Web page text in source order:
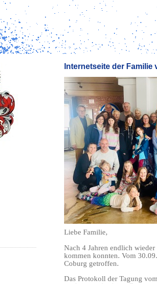
Internetseite der Familie
Liebe Familie,
Nach 4 Jahren endlich
kommen konnten. Vom
Coburg getroffen.
Das Protokoll der Tagung